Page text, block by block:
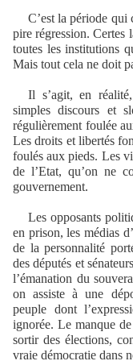
C’est la période qui
pire régression. Certes
toutes les institutions
Mais tout cela ne doit
Il s’agit, en
simples discours et
régulièrement foulée
Les droits et libertés
foulés aux pieds. Les
de l’Etat, qu’on ne
gouvernement.
Les opposants
en prison, les médias
de la personnalité
des députés et
l’émanation du
on assiste à une
peuple dont
ignorée. Le manque
sortir des élections,
vraie démocratie dans